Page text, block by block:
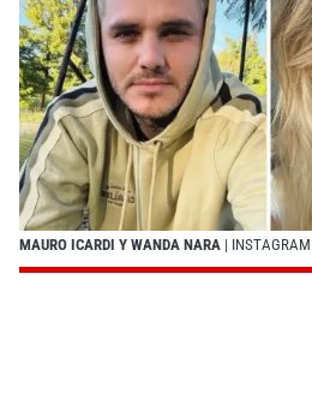
MAURO ICARDI Y WANDA NARA | INSTAGRAM